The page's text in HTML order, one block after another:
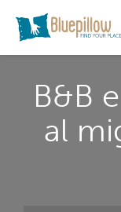
B&B
al